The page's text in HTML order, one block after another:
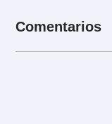
Comentarios